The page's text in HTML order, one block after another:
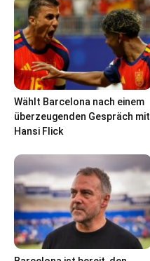
Wählt Barcelona nach einem
überzeugenden Gespräch mit
Hansi Flick